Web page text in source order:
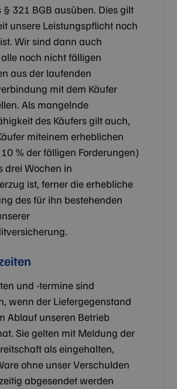
§ 321 BGB ausüben. Dies gilt
unsere Leistungspflicht noch
Wir sind dann auch
noch nicht fälligen
aus der laufenden
mit dem Käufer
Als mangelnde
des Käufers gilt auch,
miteinem erheblichen
% der fälligen Forderungen)
drei Wochen in
ist, ferner die erhebliche
des für ihn bestehenden
und -termine sind
wenn der Liefergegenstand
Ablauf unseren Betrieb
Sie gelten mit Meldung der
als eingehalten,
ohne unser Verschulden
abgesendet werden